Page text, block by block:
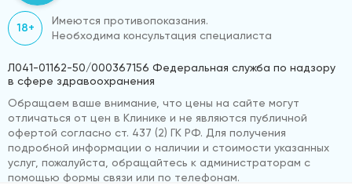
18+
Имеются противопоказания.
Необходима консультация специалиста
Л041-01162-50/000367156 Федеральная служба по надзору
в сфере здравоохранения
Обращаем ваше внимание, что цены на сайте могут
отличаться от цен в Клинике и не являются публичной
офертой согласно ст. 437 (2) ГК РФ. Для получения
подробной информации о наличии и стоимости указанных
услуг, пожалуйста, обращайтесь к администраторам с
помощью формы связи или по телефонам.